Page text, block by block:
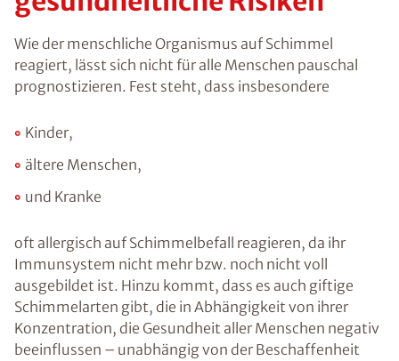
Wie der menschliche Organismus auf Schimmel
reagiert, lässt sich nicht für alle Menschen pauschal
prognostizieren. Fest steht, dass insbesondere
Kinder,
ältere Menschen,
und Kranke
oft allergisch auf Schimmelbefall reagieren, da ihr
Immunsystem nicht mehr bzw. noch nicht voll
ausgebildet ist. Hinzu kommt, dass es auch giftige
Schimmelarten gibt, die in Abhängigkeit von ihrer
Konzentration, die Gesundheit aller Menschen negativ
beeinflussen – unabhängig von der Beschaffenheit